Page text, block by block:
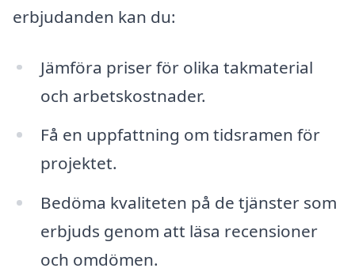
erbjudanden kan du:
Jämföra priser för olika takmaterial
och arbetskostnader.
Få en uppfattning om tidsramen för
projektet.
Bedöma kvaliteten på de tjänster som
erbjuds genom att läsa recensioner
och omdömen.